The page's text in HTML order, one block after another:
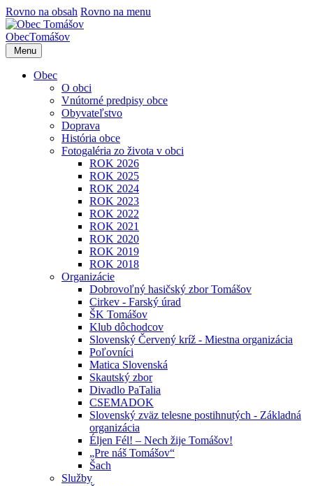
Rovno na obsah Rovno na menu
ObecTomášov
Menu
Obec
O obci
Vnútorné predpisy obce
Obyvateľstvo
Doprava
História obce
Fotogaléria zo života v obci
ROK 2026
ROK 2025
ROK 2024
ROK 2023
ROK 2022
ROK 2021
ROK 2020
ROK 2019
ROK 2018
Organizácie
Dobrovoľný hasičský zbor Tomášov
Cirkev - Farský úrad
ŠK Tomášov
Klub dôchodcov
Slovenský Červený kríž - Miestna organizácia
Poľovníci
Matica Slovenská
Skautský zbor
Divadlo PaTalia
CSEMADOK
Slovenský zväz telesne postihnutých - Základná
organizácia
Éljen Fél! – Nech žije Tomášov!
„Pre náš Tomášov“
Šach
Služby